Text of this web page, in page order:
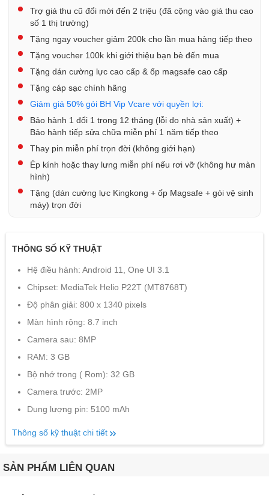
Trợ giá thu cũ đổi mới đến 2 triệu (đã cộng vào giá thu cao
số 1 thị trường)
Tặng ngay voucher giảm 200k cho lần mua hàng tiếp theo
Tặng voucher 100k khi giới thiệu bạn bè đến mua
Tặng dán cường lực cao cấp & ốp magsafe cao cấp
Tặng cáp sạc chính hãng
Giảm giá 50% gói BH Vip Vcare với quyền lợi:
Bảo hành 1 đổi 1 trong 12 tháng (lỗi do nhà sản xuất) +
Bảo hành tiếp sửa chữa miễn phí 1 năm tiếp theo
Thay pin miễn phí trọn đời (không giới hạn)
Ép kính hoặc thay lưng miễn phí nếu rơi vỡ (không hư màn
hình)
Tặng (dán cường lực Kingkong + ốp Magsafe + gói vệ sinh
máy) trọn đời
THÔNG SỐ KỸ THUẬT
Hệ điều hành: Android 11, One UI 3.1
Chipset: MediaTek Helio P22T (MT8768T)
Độ phân giải: 800 x 1340 pixels
Màn hình rộng: 8.7 inch
Camera sau: 8MP
RAM: 3 GB
Bộ nhớ trong ( Rom): 32 GB
Camera trước: 2MP
Dung lượng pin: 5100 mAh
Thông số kỹ thuật chi tiết
SẢN PHẨM LIÊN QUAN